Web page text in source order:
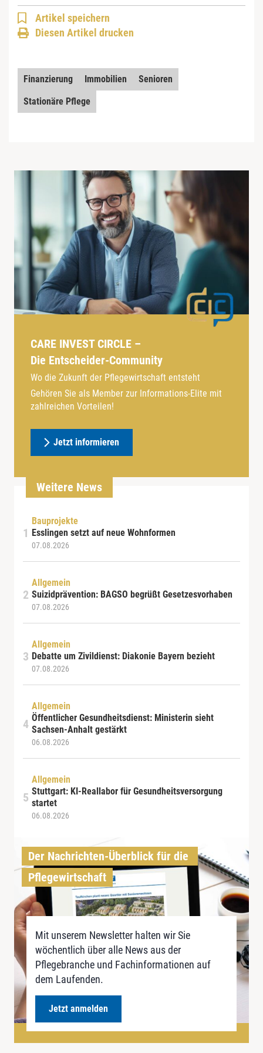
Artikel speichern
Diesen Artikel drucken
Finanzierung Immobilien
Senioren
Stationäre Pflege
CARE INVEST CIRCLE –
Die Entscheider-Community
Wo die Zukunft der Pflegewirtschaft entsteht
Gehören Sie als Member zur Informations-Elite mit
zahlreichen Vorteilen!
Jetzt informieren
Weitere News
Bauprojekte
Esslingen setzt auf neue Wohnformen
07.08.2026
Allgemein
Suizidprävention: BAGSO begrüßt Gesetzesvorhaben
07.08.2026
Allgemein
Debatte um Zivildienst: Diakonie Bayern bezieht
07.08.2026
Allgemein
Öffentlicher Gesundheitsdienst: Ministerin sieht
Sachsen-Anhalt gestärkt
06.08.2026
Allgemein
Stuttgart: KI-Reallabor für Gesundheitsversorgung
startet
06.08.2026
Der Nachrichten-Überblick für die
Pflegewirtschaft
Mit unserem Newsletter halten wir Sie
wöchentlich über alle News aus der
Pflegebranche und Fachinformationen auf
dem Laufenden.
Jetzt anmelden